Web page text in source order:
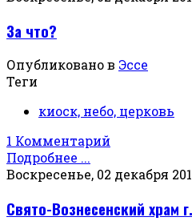
За что?
Опубликовано в Эссе
Теги
киоск, небо, церковь
1 Комментарий
Подробнее ...
Воскресенье, 02 декабря
Свято-Вознесенский храм